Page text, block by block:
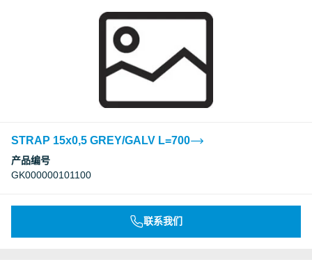
STRAP 15x0,5 GREY/GALV L=700
产品编号
GK000000101100
联系我们